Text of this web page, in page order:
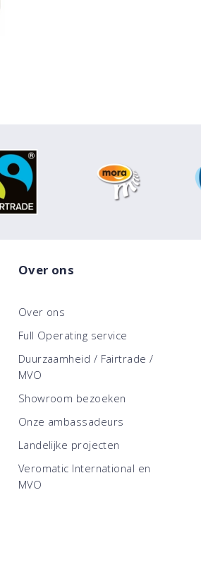
Over ons
Over ons
Full Operating service
Duurzaamheid / Fairtrade /
MVO
Showroom bezoeken
Onze ambassadeurs
Landelijke projecten
Veromatic International en
MVO